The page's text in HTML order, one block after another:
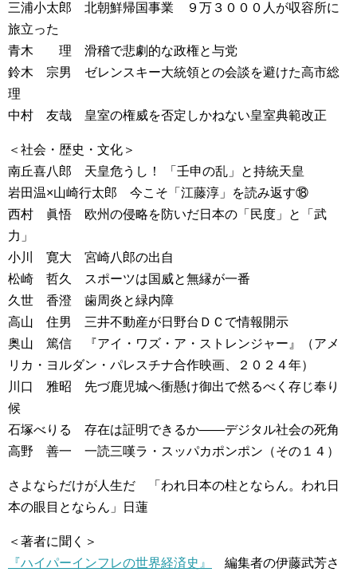
三浦小太郎 北朝鮮帰国事業 ９万３０００人が収容所に
旅立った
青木 理 滑稽で悲劇的な政権と与党
鈴木 宗男 ゼレンスキー大統領との会談を避けた高市総
理
中村 友哉 皇室の権威を否定しかねない皇室典範改正
＜社会・歴史・文化＞
南丘喜八郎 天皇危うし！ 「壬申の乱」と持統天皇
岩田温×山崎行太郎 今こそ「江藤淳」を読み返す⑱
西村 眞悟 欧州の侵略を防いだ日本の「民度」と「武
力」
小川 寛大 宮崎八郎の出自
松崎 哲久 スポーツは国威と無縁が一番
久世 香澄 歯周炎と緑内障
高山 住男 三井不動産が日野台ＤＣで情報開示
奥山 篤信 『アイ・ワズ・ア・ストレンジャー』（アメ
リカ・ヨルダン・パレスチナ合作映画、２０２４年）
川口 雅昭 先づ鹿児城へ衝懸け御出で然るべく存じ奉り
候
石塚べりる 存在は証明できるか――デジタル社会の死角
高野 善一 一読三嘆ラ・スッパカポンポン（その１４）
さよならだけが人生だ 「われ日本の柱とならん。われ日
本の眼目とならん」日蓮
＜著者に聞く＞
『ハイパーインフレの世界経済史』
編集者の伊藤武芳さ